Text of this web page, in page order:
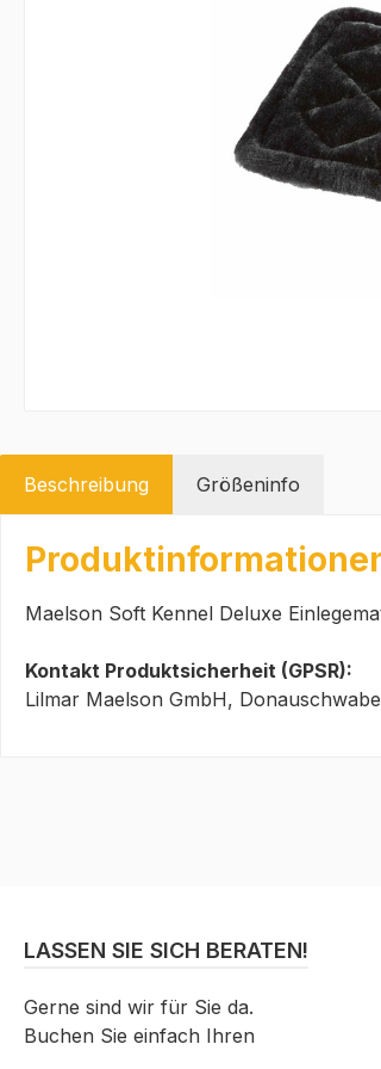
Beschreibung Größeninfo
Maelson Soft Kennel Deluxe
Kontakt Produktsicherheit (GPSR):
Lilmar Maelson GmbH,
LASSEN SIE SICH BERATEN!
Gerne sind wir für Sie da.
Buchen Sie einfach Ihren